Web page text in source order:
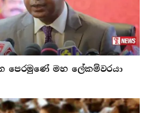
පෙරමුණේ මහ ලේකම්වරයා